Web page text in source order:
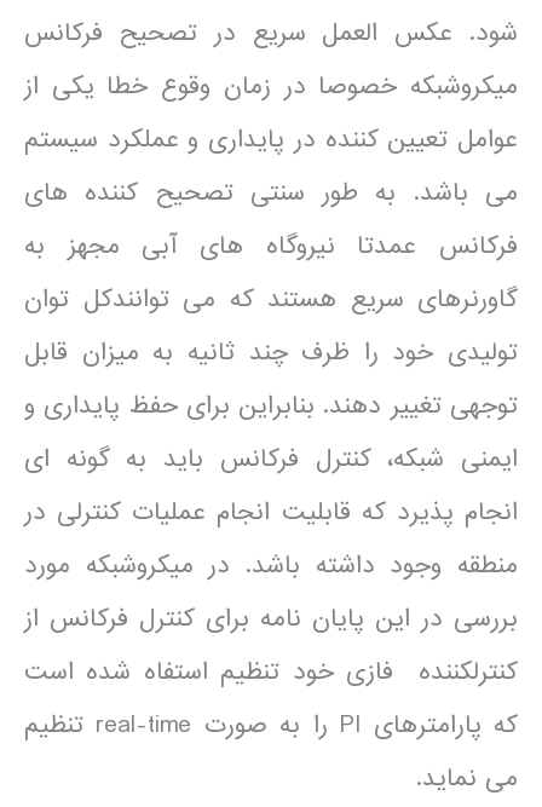
شود. عکس العمل سریع در تصحیح فرکانس
میکروشبکه خصوصا در زمان وقوع خطا یکی از
عوامل تعیین کننده در پایداری و عملکرد سیستم
می باشد. به طور سنتی تصحیح کننده های
فرکانس عمدتا نیروگاه های آبی مجهز به
گاورنرهای سریع هستند که می توانندکل توان
تولیدی خود را ظرف چند ثانیه به میزان قابل
توجهی تغییر دهند. بنابراین برای حفظ پایداری و
ایمنی شبکه، کنترل فرکانس باید به گونه ای
انجام پذیرد که قابلیت انجام عملیات کنترلی در
منطقه وجود داشته باشد. در میکروشبکه مورد
بررسی در این پایان نامه برای کنترل فرکانس از
کنترل­کننده فازی خود تنظیم استفاه شده است
که پارامترهای PI را به صورت real-time تنظیم
می نماید.